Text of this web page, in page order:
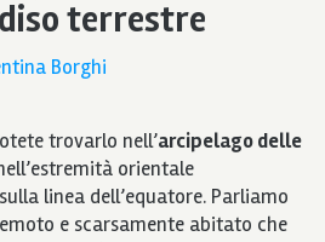
terrestre
Borghi
trovarlo nell’arcipelago delle
orientale
linea dell’equatore. Parliamo
e scarsamente abitato che